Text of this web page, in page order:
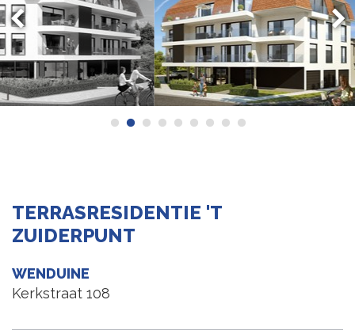
TERRASRESIDENTIE 'T
ZUIDERPUNT
WENDUINE
Kerkstraat 108